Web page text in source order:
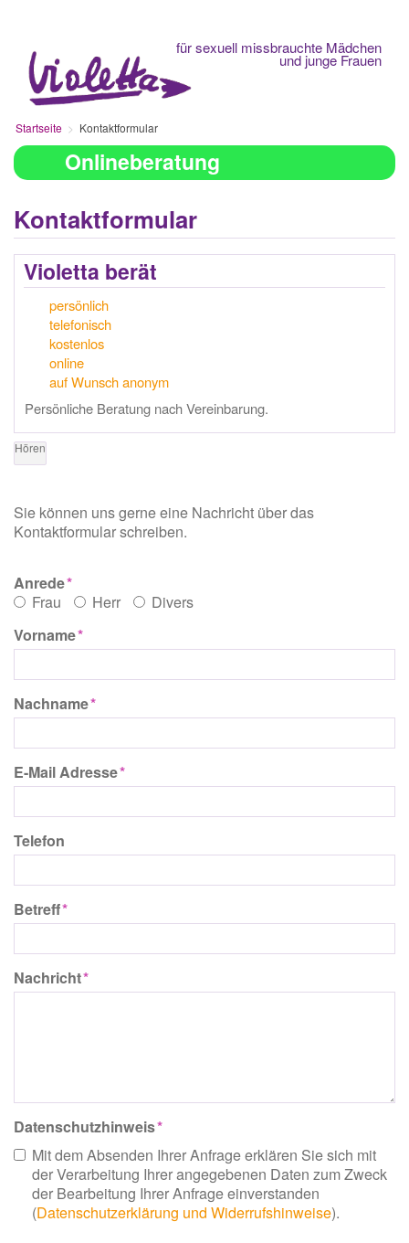
für sexuell missbrauchte Mädchen
und junge Frauen
Startseite Kontaktformular
Onlineberatung
Kontaktformular
Violetta berät
persönlich
telefonisch
kostenlos
online
auf Wunsch anonym
Persönliche Beratung nach Vereinbarung.
Hören
Sie können uns gerne eine Nachricht über das
Kontaktformular schreiben.
Anrede
Frau
Herr
Divers
Vorname
Nachname
E-Mail Adresse
Telefon
Betreff
Nachricht
Datenschutzhinweis
Mit dem Absenden Ihrer Anfrage erklären Sie sich mit
der Verarbeitung Ihrer angegebenen Daten zum Zweck
der Bearbeitung Ihrer Anfrage einverstanden
(Datenschutzerklärung und Widerrufshinweise).